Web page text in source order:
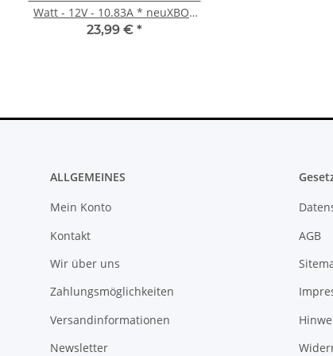
Watt - 12V - 10.83A * neuXBOX
360 Slim Netzteil
23,99 € *
ALLGEMEINES
Mein Konto
Kontakt
Wir über uns
Zahlungsmöglichkeiten
Versandinformationen
Newsletter
AGB